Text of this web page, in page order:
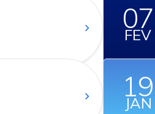
07
FEV
19
JAN